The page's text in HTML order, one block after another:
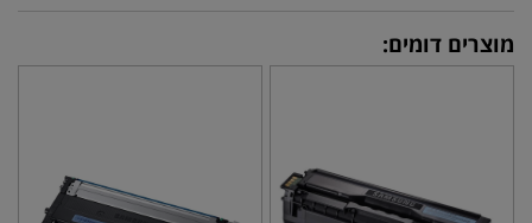
מוצרים דומים: